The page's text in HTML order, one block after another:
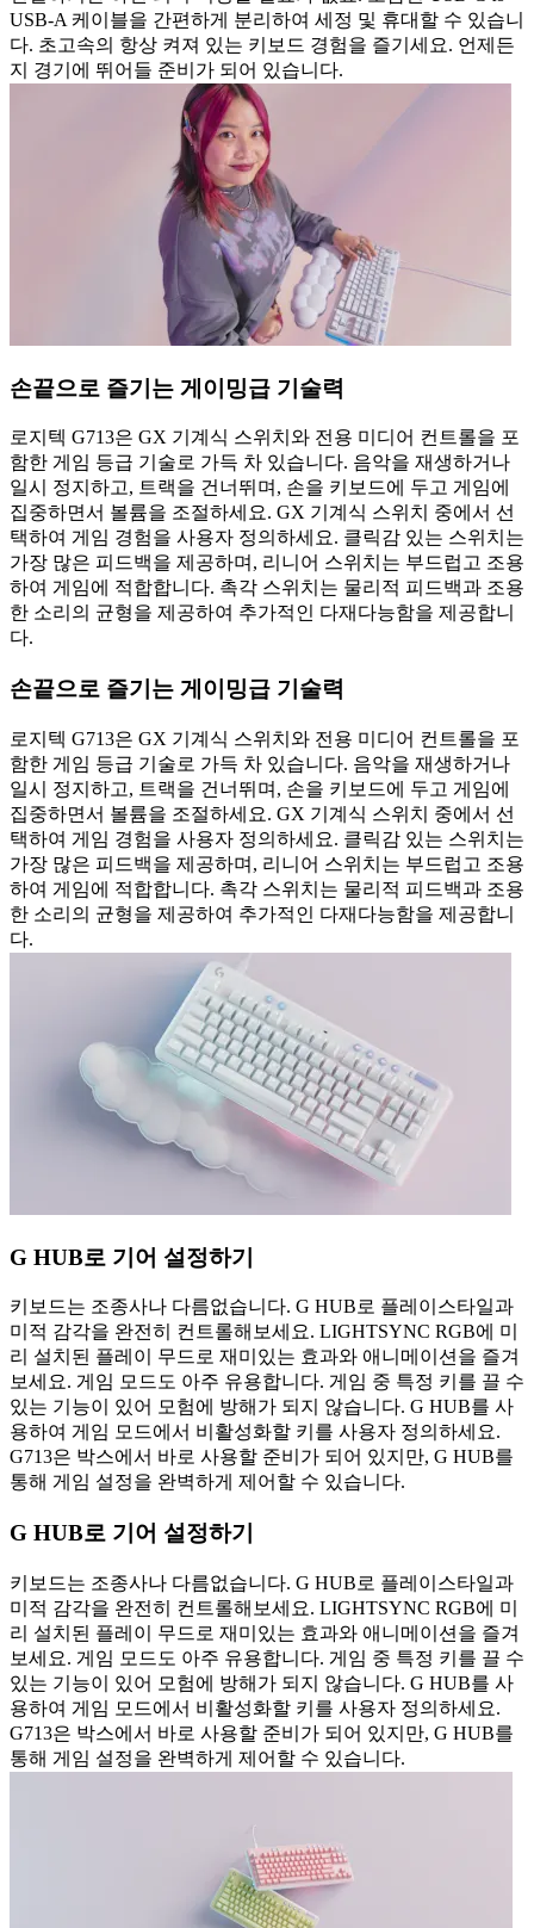
USB-A 케이블을 간편하게 분리하여 세정 및 휴대할 수 있습니
다. 초고속의 항상 켜져 있는 키보드 경험을 즐기세요. 언제든
지 경기에 뛰어들 준비가 되어 있습니다.
손끝으로 즐기는 게이밍급 기술력
로지텍 G713은 GX 기계식 스위치와 전용 미디어 컨트롤을 포
함한 게임 등급 기술로 가득 차 있습니다. 음악을 재생하거나
일시 정지하고, 트랙을 건너뛰며, 손을 키보드에 두고 게임에
집중하면서 볼륨을 조절하세요. GX 기계식 스위치 중에서 선
택하여 게임 경험을 사용자 정의하세요. 클릭감 있는 스위치는
가장 많은 피드백을 제공하며, 리니어 스위치는 부드럽고 조용
하여 게임에 적합합니다. 촉각 스위치는 물리적 피드백과 조용
한 소리의 균형을 제공하여 추가적인 다재다능함을 제공합니
다.
손끝으로 즐기는 게이밍급 기술력
로지텍 G713은 GX 기계식 스위치와 전용 미디어 컨트롤을 포
함한 게임 등급 기술로 가득 차 있습니다. 음악을 재생하거나
일시 정지하고, 트랙을 건너뛰며, 손을 키보드에 두고 게임에
집중하면서 볼륨을 조절하세요. GX 기계식 스위치 중에서 선
택하여 게임 경험을 사용자 정의하세요. 클릭감 있는 스위치는
가장 많은 피드백을 제공하며, 리니어 스위치는 부드럽고 조용
하여 게임에 적합합니다. 촉각 스위치는 물리적 피드백과 조용
한 소리의 균형을 제공하여 추가적인 다재다능함을 제공합니
다.
G HUB로 기어 설정하기
키보드는 조종사나 다름없습니다. G HUB로 플레이스타일과
미적 감각을 완전히 컨트롤해보세요. LIGHTSYNC RGB에 미
리 설치된 플레이 무드로 재미있는 효과와 애니메이션을 즐겨
보세요. 게임 모드도 아주 유용합니다. 게임 중 특정 키를 끌 수
있는 기능이 있어 모험에 방해가 되지 않습니다. G HUB를 사
용하여 게임 모드에서 비활성화할 키를 사용자 정의하세요.
G713은 박스에서 바로 사용할 준비가 되어 있지만, G HUB를
통해 게임 설정을 완벽하게 제어할 수 있습니다.
G HUB로 기어 설정하기
키보드는 조종사나 다름없습니다. G HUB로 플레이스타일과
미적 감각을 완전히 컨트롤해보세요. LIGHTSYNC RGB에 미
리 설치된 플레이 무드로 재미있는 효과와 애니메이션을 즐겨
보세요. 게임 모드도 아주 유용합니다. 게임 중 특정 키를 끌 수
있는 기능이 있어 모험에 방해가 되지 않습니다. G HUB를 사
용하여 게임 모드에서 비활성화할 키를 사용자 정의하세요.
G713은 박스에서 바로 사용할 준비가 되어 있지만, G HUB를
통해 게임 설정을 완벽하게 제어할 수 있습니다.